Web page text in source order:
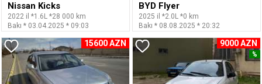
Nissan Kicks
2022 il *1.6L *28 000 km
Bakı * 03.04.2025 * 09:03
BYD Flyer
2025 il *2.0L *0 km
Bakı * 08.08.2025 * 20:32
15600 AZN 9000 AZN
%